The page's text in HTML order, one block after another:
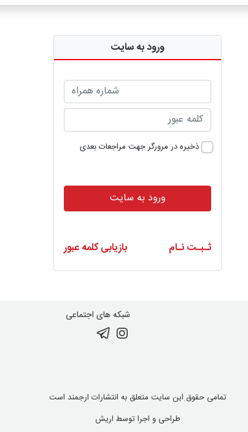
ورود به سایت
ذخیره در مرورگر جهت مراجعات بعدی
ورود به سایت
ثـبـت نـام بازیابی کلمه عبور
شبکه های اجتماعی
تمامی حقوق این سایت متعلق به انتشارات ارجمند است
طراحی و اجرا توسط اریش